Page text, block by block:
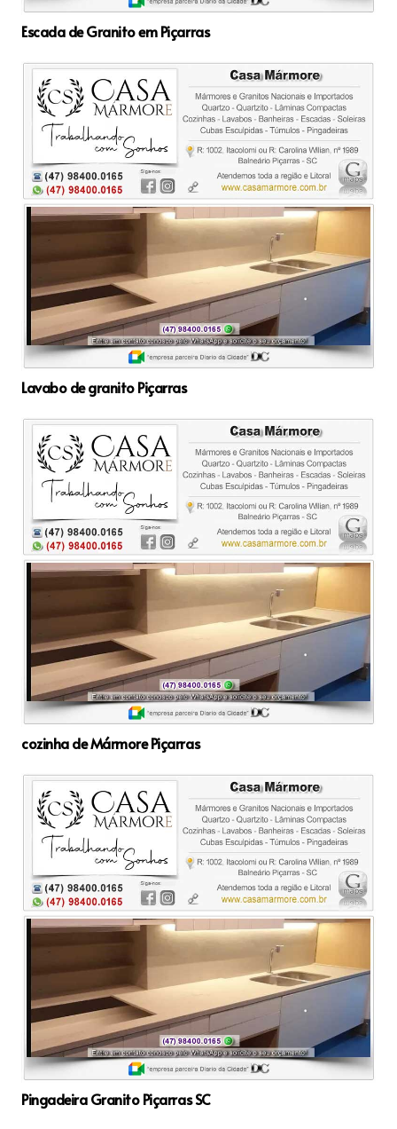
Escada de Granito em Piçarras
Lavabo de granito Piçarras
cozinha de Mármore Piçarras
Pingadeira Granito Piçarras SC